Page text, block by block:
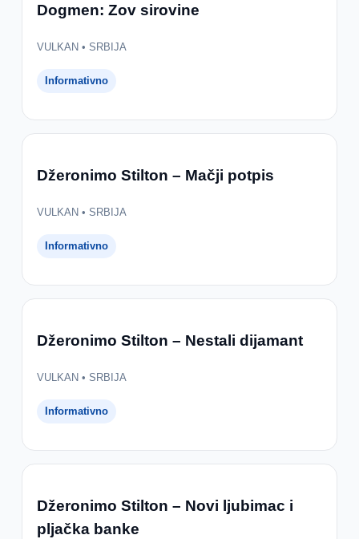
Dogmen: Zov sirovine
VULKAN • SRBIJA
Informativno
Džeronimo Stilton – Mačji potpis
VULKAN • SRBIJA
Informativno
Džeronimo Stilton – Nestali dijamant
VULKAN • SRBIJA
Informativno
Džeronimo Stilton – Novi ljubimac i
pljačka banke